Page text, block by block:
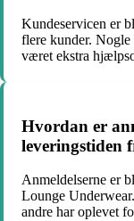
Kundeservicen er
flere kunder.
været ekstra
Hvordan er
leveringstiden
Anmeldelserne er
Lounge
andre har oplevet